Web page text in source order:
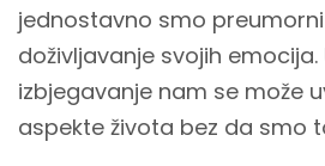
jednostavno smo
doživljavanje svojih
izbjegavanje nam se može
aspekte života bez da smo